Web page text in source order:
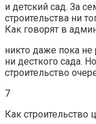
и детский сад. За
строительства ни
Как говорят в
никто даже пока
ни десткого сада.
строительство
7
Как строительство